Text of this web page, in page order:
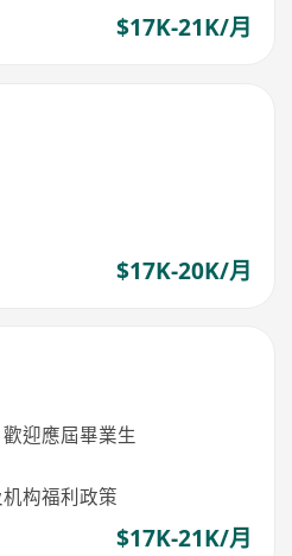
$17K-21K/月
$17K-20K/月
迎應屆畢業生
构福利政策
$17K-21K/月